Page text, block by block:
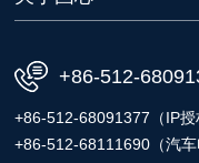
+86-512-
+86-512-68091377（IP授
+86-512-68111690（汽车